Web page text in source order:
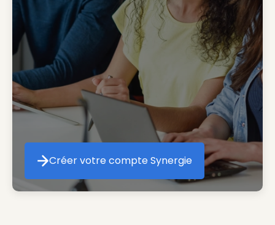
Créer votre compte Synergie
Créer votre compte Synergie